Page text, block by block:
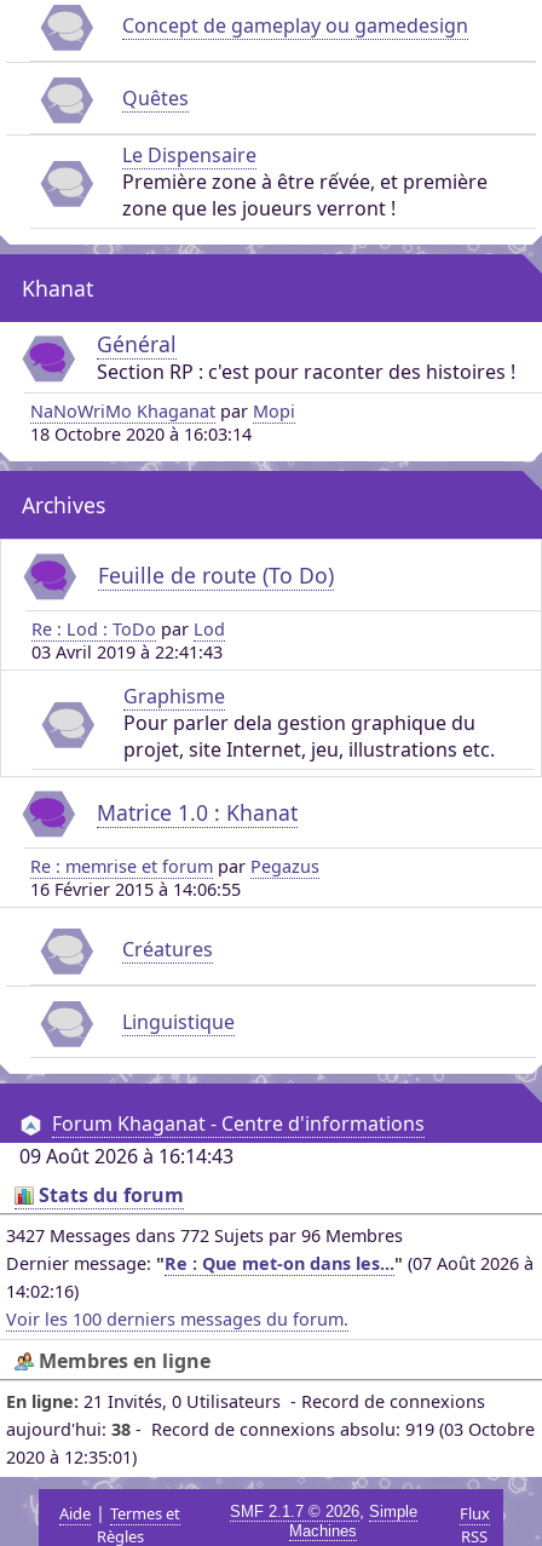
Concept de gameplay ou gamedesign
Quêtes
Le Dispensaire
Première zone à être rếvée, et première
zone que les joueurs verront !
Khanat
Général
Section RP : c'est pour raconter des histoires !
NaNoWriMo Khaganat par Mopi
18 Octobre 2020 à 16:03:14
Archives
Feuille de route (To Do)
Re : Lod : ToDo par Lod
03 Avril 2019 à 22:41:43
Graphisme
Pour parler dela gestion graphique du
projet, site Internet, jeu, illustrations etc.
Matrice 1.0 : Khanat
Re : memrise et forum par Pegazus
16 Février 2015 à 14:06:55
Créatures
Linguistique
Forum Khaganat - Centre d'informations
09 Août 2026 à 16:14:43
Stats du forum
3427 Messages dans 772 Sujets par 96 Membres
Dernier message: "Re : Que met-on dans les..." (07 Août 2026 à
14:02:16)
Voir les 100 derniers messages du forum.
Membres en ligne
En ligne: 21 Invités, 0 Utilisateurs - Record de connexions
aujourd'hui: 38 - Record de connexions absolu: 919 (03 Octobre
2020 à 12:35:01)
Aide |Termes et
Règles
SMF 2.1.7 © 2026, Simple
Machines
Flux
RSS